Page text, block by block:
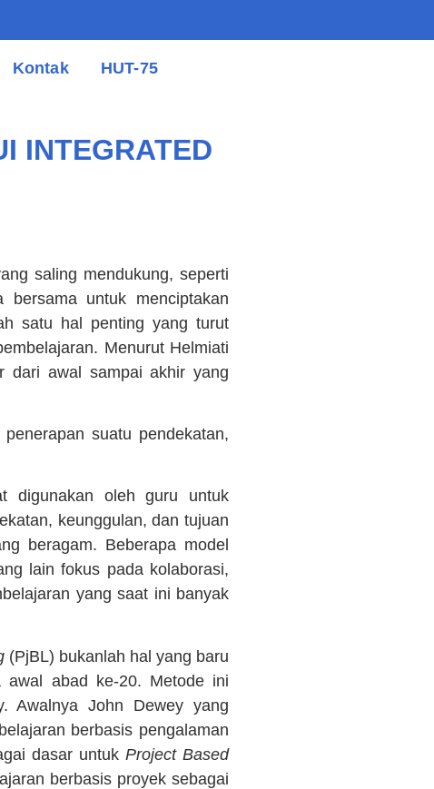
Kontak HUT-75
INTEGRATED
saling mendukung, seperti
untuk menciptakan
satu hal penting yang turut
Menurut Helmiati
dari awal sampai akhir yang
suatu pendekatan,
digunakan oleh guru untuk
keunggulan, dan tujuan
beragam. Beberapa model
lain fokus pada kolaborasi,
yang saat ini banyak
(PjBL) bukanlah hal yang baru
abad ke-20. Metode ini
Awalnya John Dewey yang
berbasis pengalaman
dasar untuk Project Based
berbasis proyek sebagai